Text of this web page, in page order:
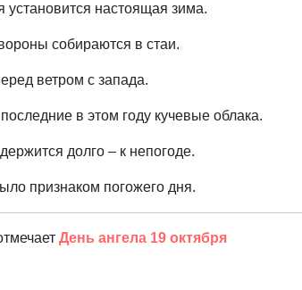
установится настоящая зима.
собираются в стаи.
ветром с запада.
в этом году кучевые облака.
долго – к непогоде.
признаком погожего дня.
День ангела 19 октября